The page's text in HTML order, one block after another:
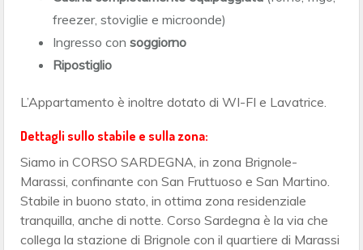
freezer, stoviglie e microonde)
Ingresso con soggiorno
Ripostiglio
L’Appartamento è inoltre dotato di WI-FI e Lavatrice.
Dettagli sullo stabile e sulla zona:
Siamo in CORSO SARDEGNA, in zona Brignole-
Marassi, confinante con San Fruttuoso e San Martino.
Stabile in buono stato, in ottima zona residenziale
tranquilla, anche di notte. Corso Sardegna è la via che
collega la stazione di Brignole con il quartiere di Marassi